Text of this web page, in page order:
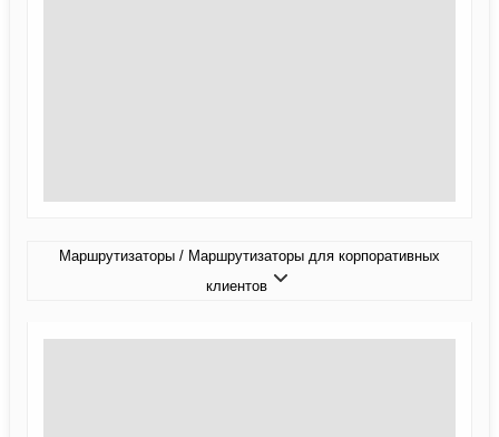
Маршрутизаторы / Маршрутизаторы для корпоративных
клиентов